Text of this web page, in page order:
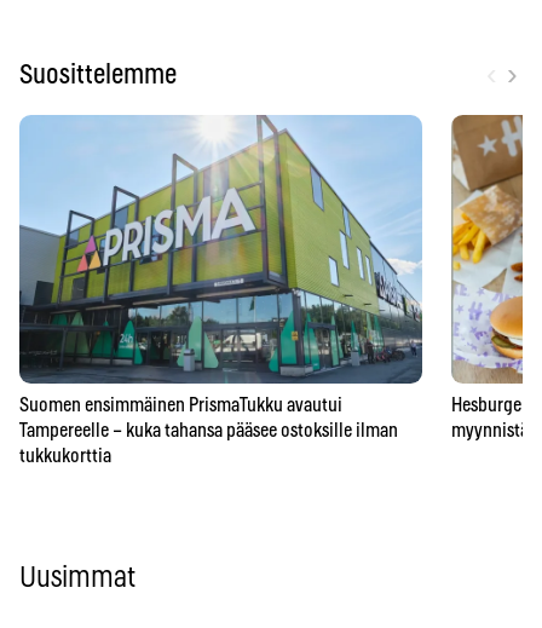
Suosittelemme ›
Suomen ensimmäinen PrismaTukku avautui
Tampereelle – kuka tahansa pääsee ostoksille ilman
tukkukorttia
myynnistä
Uusimmat